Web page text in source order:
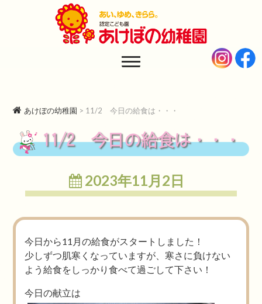
あけぼの幼稚園
あけぼの幼稚園 > 11/2 今日の給食は・・・
11/2 今日の給食は・・・
2023年11月2日
今日から11月の給食がスタートしました！
少しずつ肌寒くなっていますが、寒さに負けない
よう給食をしっかり食べて過ごして下さい！
今日の献立は